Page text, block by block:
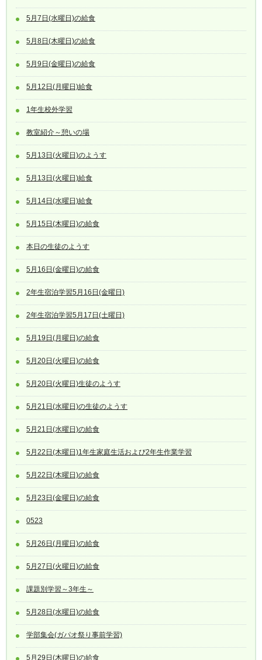
5月7日(水曜日)の給食
5月8日(木曜日)の給食
5月9日(金曜日)の給食
5月12日(月曜日)給食
1年生校外学習
教室紹介～憩いの場
5月13日(火曜日)のようす
5月13日(火曜日)給食
5月14日(水曜日)給食
5月15日(木曜日)の給食
本日の生徒のようす
5月16日(金曜日)の給食
2年生宿泊学習5月16日(金曜日)
2年生宿泊学習5月17日(土曜日)
5月19日(月曜日)の給食
5月20日(火曜日)の給食
5月20日(火曜日)生徒のようす
5月21日(水曜日)の生徒のようす
5月21日(水曜日)の給食
5月22日(木曜日)1年生家庭生活および2年生作業学習
5月22日(木曜日)の給食
5月23日(金曜日)の給食
0523
5月26日(月曜日)の給食
5月27日(火曜日)の給食
課題別学習～3年生～
5月28日(水曜日)の給食
学部集会(ガパオ祭り事前学習)
5月29日(木曜日)の給食